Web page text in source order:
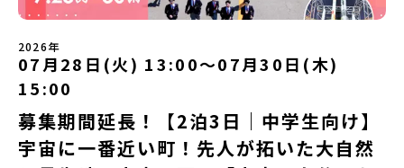
（AM）「1日目の振り返り」「ワークショップ」 -ゲスト講師によ
（PM）「ランチ/お土産タイム」解散※天候の状況や参加人数によ
ってプログラムを変更する場合がございます。参加概要【開催場
所】佐賀県 有田町（ありたちょう）【実施日程】7月4日（土）〜7
月5日（日）※参加が確定した方には6月5日（金） 18:30～20:00に
「参加者向け事前オンライン研修」をご案内する予定です。必ず参
加をお願いします。【集合場所・時間】7月4日(土) 12：00 JR有田
駅※12：00までにJR有田駅に到着する便で手配ください。【解散場
いたします。今回のフィールドは「北海道平取町（びらとりちょ
う）」北海道の南に位置する平取町（びらとりちょう）。壮大な自
然と「アイヌ文化」が継承されている町として広く知られていま
す。町名の「平取（びらとり）」は、アイヌ語「ピラ・ウトゥル」
（崖の間を意味）という言葉から名付けられました。見上げるほど
大きな山々が連なる「幌尻岳（ぽろしりだけ）」の景色は絶景！日
本一の広さを誇る「すずらん」が咲く花畑や、和牛がのんびりと過
ごす放牧地。日本一の清流に選ばれたこともある、ヤマメやニジマ
スが泳ぐ「沙流川（さるがわ）」。他の地域では見ることのできな
い圧倒的スケールの自然を味わうことができます。さらに、源義経
2026年
07月28日(火) 13:00〜07月30日(木)
15:00
募集期間延長！【2泊3日｜中学生向け】
宇宙に一番近い町！先人が拓いた大自然